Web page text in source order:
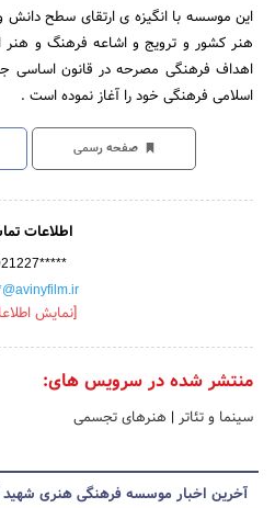
این موسسه با انگیزه ی ارتقای سطح
هنر کشور و ترویج و اشاعه فرهنگ و هنر
اسلامی فرهنگی خود را آغاز نموده است .
صفحه رسمی
اطلاعات
[نمایش
منتشر شده در سرویس های:
سینما و تئاتر | هنرهای تجسمی
آخرین اخبار موسسه فرهنگی هنری شهید